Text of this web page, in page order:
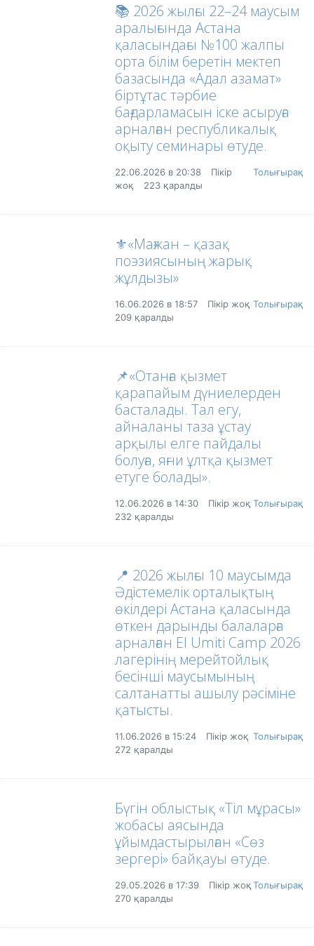
📚 2026 жылғы 22–24 маусым
аралығында Астана
қаласындағы №100 жалпы
орта білім беретін мектеп
базасында «Адал азамат»
біртұтас тәрбие
бағдарламасын іске асыруға
арналған республикалық
оқыту семинары өтуде.
Толығырақ
22.06.2026 в 20:38
Пікір
жоқ
223 қаралды
⚜️«Мағжан – қазақ
поэзиясының жарық
жұлдызы»
Толығырақ
16.06.2026 в 18:57
Пікір жоқ
209 қаралды
📌«Отанға қызмет
қарапайым дүниелерден
басталады. Тал егу,
айналаны таза ұстау
арқылы елге пайдалы
болуға, яғни ұлтқа қызмет
етуге болады».
Толығырақ
12.06.2026 в 14:30
Пікір жоқ
232 қаралды
📍 2026 жылғы 10 маусымда
Әдістемелік орталықтың
өкілдері Астана қаласында
өткен дарынды балаларға
арналған El Umiti Camp 2026
лагерінің мерейтойлық
бесінші маусымының
салтанатты ашылу рәсіміне
қатысты.
Толығырақ
11.06.2026 в 15:24
Пікір жоқ
272 қаралды
Бүгін облыстық «Тіл мұрасы»
жобасы аясында
ұйымдастырылған «Сөз
зергері» байқауы өтуде.
Толығырақ
29.05.2026 в 17:39
Пікір жоқ
270 қаралды